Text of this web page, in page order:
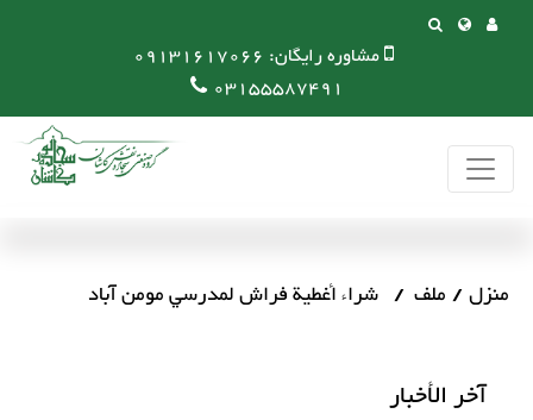
مشاوره رایگان: 09131617066
03155587491
منزل ملف شراء أغطية فراش لمدرسي مومن آباد
آخر الأخبار